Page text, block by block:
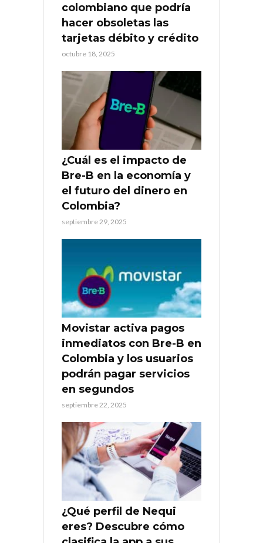
colombiano que podría
hacer obsoletas las
tarjetas débito y crédito
octubre 18, 2025
¿Cuál es el impacto de
Bre-B en la economía y
el futuro del dinero en
Colombia?
septiembre 29, 2025
Movistar activa pagos
inmediatos con Bre-B en
Colombia y los usuarios
podrán pagar servicios
en segundos
septiembre 22, 2025
¿Qué perfil de Nequi
eres? Descubre cómo